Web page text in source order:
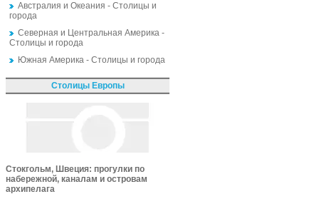
Австралия и Океания - Столицы и
города
Северная и Центральная Америка -
Столицы и города
Южная Америка - Столицы и города
Столицы Европы
Стокгольм, Швеция: прогулки по
набережной, каналам и островам
архипелага